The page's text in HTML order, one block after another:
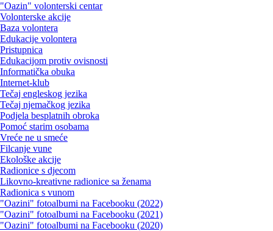
"Oazin" volonterski centar
Volonterske akcije
Baza volontera
Edukacije volontera
Pristupnica
Edukacijom protiv ovisnosti
Informatička obuka
Internet-klub
Tečaj engleskog jezika
Tečaj njemačkog jezika
Podjela besplatnih obroka
Pomoć starim osobama
Vreće ne u smeće
Filcanje vune
Ekološke akcije
Radionice s djecom
Likovno-kreativne radionice sa ženama
Radionica s vunom
"Oazini" fotoalbumi na Facebooku (2022)
"Oazini" fotoalbumi na Facebooku (2021)
"Oazini" fotoalbumi na Facebooku (2020)